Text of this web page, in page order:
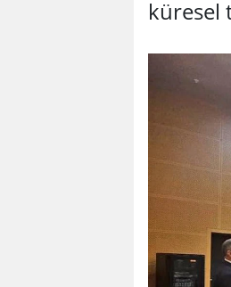
küresel